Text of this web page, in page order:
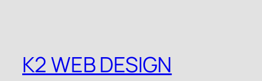
K2 WEB DESIGN